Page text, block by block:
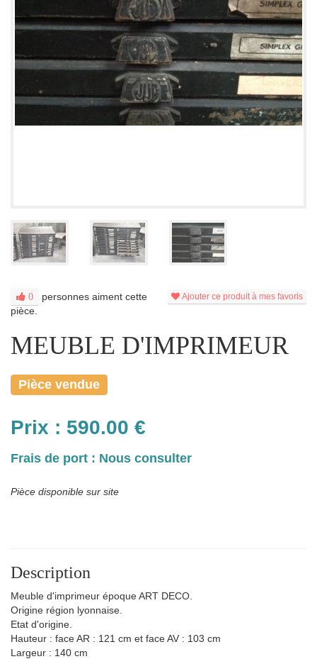
Ajouter ce produit à mes favoris
0
personnes aiment cette
pièce.
MEUBLE D'IMPRIMEUR
Pièce vendue
Prix : 590.00 €
Frais de port : Nous consulter
Pièce disponible sur site
Description
Meuble d'imprimeur époque ART DECO.
Origine région lyonnaise.
Etat d'origine.
Hauteur : face AR : 121 cm et face AV : 103 cm
Largeur : 140 cm